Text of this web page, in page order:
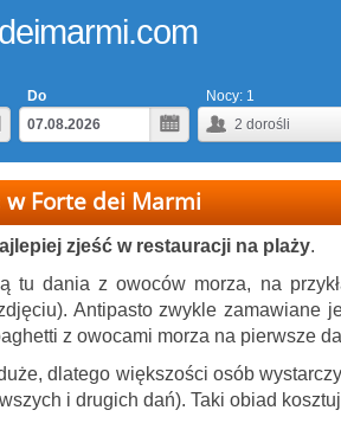
Do
2 dorośli
Nocy: 1
w Forte dei Marmi
zjeść w restauracji na plaży.
tu dania z owoców morza, na
Antipasto zwykle zamawiane
z owocami morza na pierwsze
dlatego większości osób
i drugich dań). Taki obiad